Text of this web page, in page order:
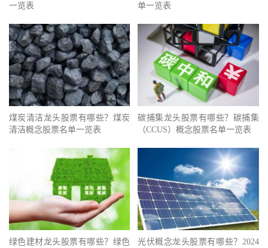
一览表
单一览表
煤炭清洁龙头股票有哪些？煤炭
清洁概念股票名单一览表
碳捕集龙头股票有哪些？碳捕集
（CCUS）概念股票名单一览表
绿色建材龙头股票有哪些？绿色
光伏概念龙头股票有哪些？2024